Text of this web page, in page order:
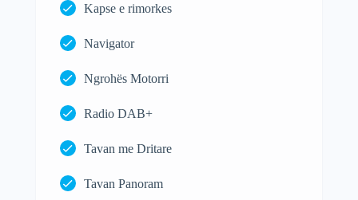
Kapse e rimorkes
Navigator
Ngrohës Motorri
Radio DAB+
Tavan me Dritare
Tavan Panoram